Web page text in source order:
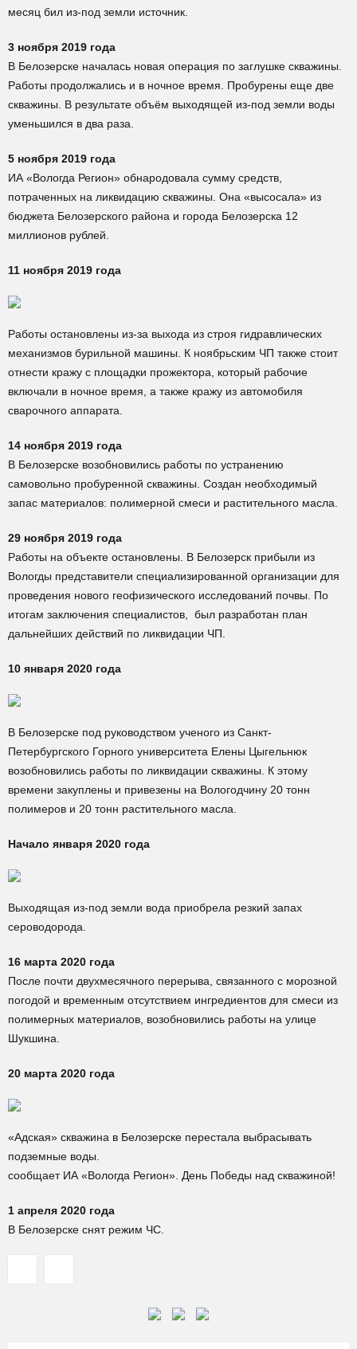
месяц бил из-под земли источник.
3 ноября 2019 года
В Белозерске началась новая операция по заглушке скважины.
Работы продолжались и в ночное время. Пробурены еще две
скважины. В результате объём выходящей из-под земли воды
уменьшился в два раза.
5 ноября 2019 года
ИА «Вологда Регион» обнародовала сумму средств,
потраченных на ликвидацию скважины. Она «высосала» из
бюджета Белозерского района и города Белозерска 12
миллионов рублей.
11 ноября 2019 года
Работы остановлены из-за выхода из строя гидравлических
механизмов бурильной машины. К ноябрьским ЧП также стоит
отнести кражу с площадки прожектора, который рабочие
включали в ночное время, а также кражу из автомобиля
сварочного аппарата.
14 ноября 2019 года
В Белозерске возобновились работы по устранению
самовольно пробуренной скважины. Создан необходимый
запас материалов: полимерной смеси и растительного масла.
29 ноября 2019 года
Работы на объекте остановлены. В Белозерск прибыли из
Вологды представители специализированной организации для
проведения нового геофизического исследований почвы. По
итогам заключения специалистов, был разработан план
дальнейших действий по ликвидации ЧП.
10 января 2020 года
В Белозерске под руководством ученого из Санкт-
Петербургского Горного университета Елены Цыгельнюк
возобновились работы по ликвидации скважины. К этому
времени закуплены и привезены на Вологодчину 20 тонн
полимеров и 20 тонн растительного масла.
Начало января 2020 года
Выходящая из-под земли вода приобрела резкий запах
сероводорода.
16 марта 2020 года
После почти двухмесячного перерыва, связанного с морозной
погодой и временным отсутствием ингредиентов для смеси из
полимерных материалов, возобновились работы на улице
Шукшина.
20 марта 2020 года
«Адская» скважина в Белозерске перестала выбрасывать
подземные воды.
сообщает ИА «Вологда Регион». День Победы над скважиной!
1 апреля 2020 года
В Белозерске снят режим ЧС.